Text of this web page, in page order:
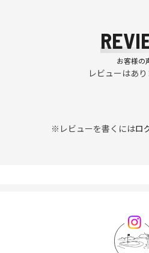
お客様の
レビューはあり
※レビューを書くにはロ